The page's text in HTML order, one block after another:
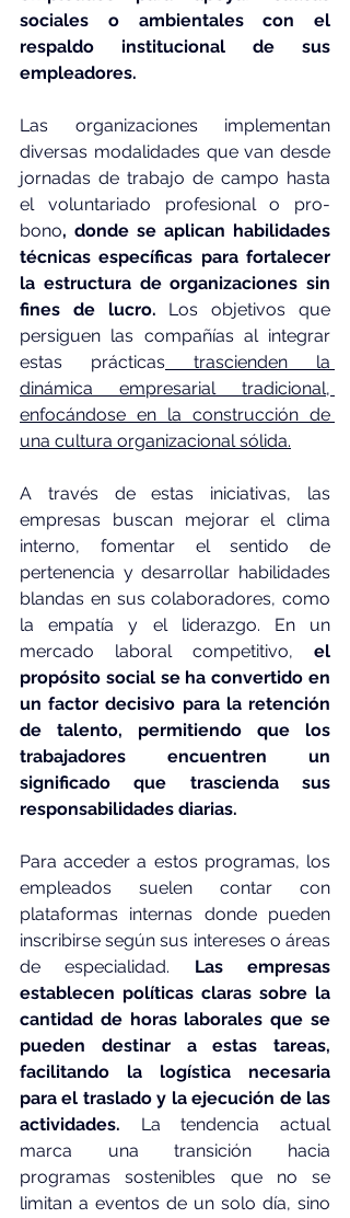
sociales o ambientales con el
respaldo institucional de sus
empleadores.
Las organizaciones implementan
diversas modalidades que van desde
jornadas de trabajo de campo hasta
el voluntariado profesional o pro-
bono, donde se aplican habilidades
técnicas específicas para fortalecer
la estructura de organizaciones sin
fines de lucro. Los objetivos que
persiguen las compañías al integrar
estas prácticas trascienden la
dinámica empresarial tradicional,
enfocándose en la construcción de
una cultura organizacional sólida.
A través de estas iniciativas, las
empresas buscan mejorar el clima
interno, fomentar el sentido de
pertenencia y desarrollar habilidades
blandas en sus colaboradores, como
la empatía y el liderazgo. En un
mercado laboral competitivo, el
propósito social se ha convertido en
un factor decisivo para la retención
de talento, permitiendo que los
trabajadores encuentren un
significado que trascienda sus
responsabilidades diarias.
Para acceder a estos programas, los
empleados suelen contar con
plataformas internas donde pueden
inscribirse según sus intereses o áreas
de especialidad. Las empresas
establecen políticas claras sobre la
cantidad de horas laborales que se
pueden destinar a estas tareas,
facilitando la logística necesaria
para el traslado y la ejecución de las
actividades. La tendencia actual
marca una transición hacia
programas sostenibles que no se
limitan a eventos de un solo día, sino